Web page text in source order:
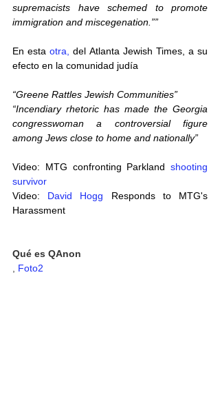
supremacists have schemed to promote
immigration and miscegenation.””
En esta otra,
del Atlanta Jewish Times, a su
efecto en la comunidad judía
“Greene Rattles Jewish Communities”
“Incendiary rhetoric has made the Georgia
congresswoman a controversial figure
among Jews close to home and nationally”
Video: MTG confronting Parkland shooting
survivor
Video: David Hogg Responds to MTG's
Harassment
Qué es QAnon
Foto2